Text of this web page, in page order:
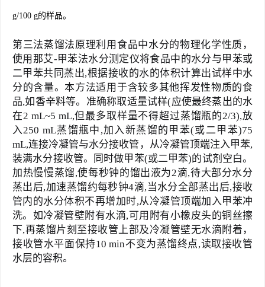
g/100 g的样品。
第三法蒸馏法原理利用食品中水分的物理化学性质，
使用那艾-甲苯法水分测定仪将食品中的水分与甲苯或
二甲苯共同蒸出,根据接收的水的体积计算出试样中水
分的含量。本方法适用于含较多其他挥发性物质的食
品,如香辛料等。准确称取适量试样(应使最终蒸出的水
在2 mL~5 mL,但最多取样量不得超过蒸馏瓶的2/3),放
入250 mL蒸馏瓶中,加入新蒸馏的甲苯(或二甲苯)75
mL,连接冷凝管与水分接收管，从冷凝管顶端注入甲苯,
装满水分接收管。同时做甲苯(或二甲苯)的试剂空白。
加热慢慢蒸馏,使每秒钟的馏出液为2滴,待大部分水分
蒸出后,加速蒸馏约每秒钟4滴,当水分全部蒸出后,接收
管内的水分体积不再增加时,从冷凝管顶端加入甲苯冲
洗。如冷凝管壁附有水滴,可用附有小橡皮头的铜丝擦
下,再蒸馏片刻至接收管上部及冷凝管壁无水滴附着，
接收管水平面保持10 min不变为蒸馏终点,读取接收管
水层的容积。